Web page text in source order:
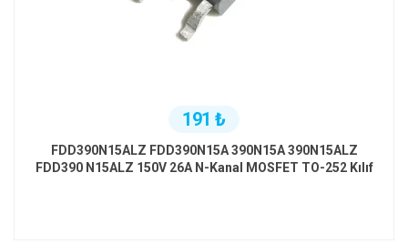
191 ₺
FDD390N15ALZ FDD390N15A 390N15A 390N15ALZ
FDD390 N15ALZ 150V 26A N-Kanal MOSFET TO-252 Kılıf